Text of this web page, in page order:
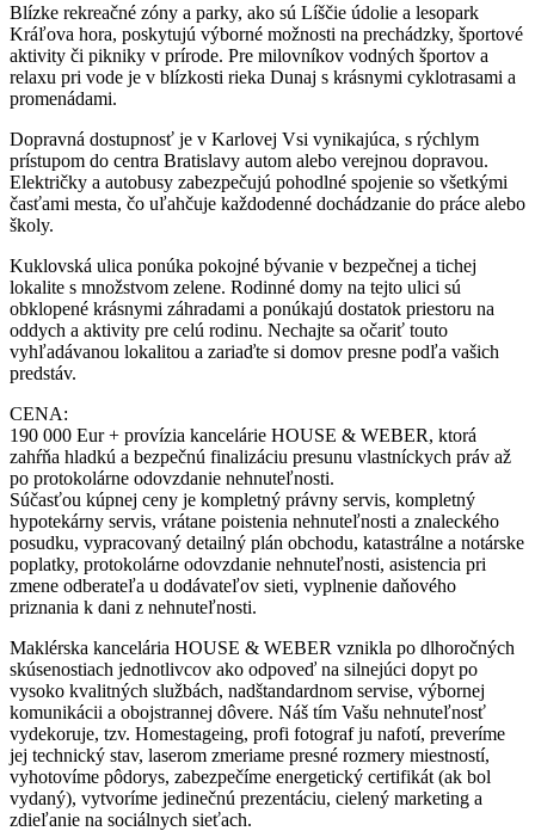
Blízke rekreačné zóny a parky, ako sú Líščie údolie a lesopark
Kráľova hora, poskytujú výborné možnosti na prechádzky, športové
aktivity či pikniky v prírode. Pre milovníkov vodných športov a
relaxu pri vode je v blízkosti rieka Dunaj s krásnymi cyklotrasami a
promenádami.
Dopravná dostupnosť je v Karlovej Vsi vynikajúca, s rýchlym
prístupom do centra Bratislavy autom alebo verejnou dopravou.
Električky a autobusy zabezpečujú pohodlné spojenie so všetkými
časťami mesta, čo uľahčuje každodenné dochádzanie do práce alebo
školy.
Kuklovská ulica ponúka pokojné bývanie v bezpečnej a tichej
lokalite s množstvom zelene. Rodinné domy na tejto ulici sú
obklopené krásnymi záhradami a ponúkajú dostatok priestoru na
oddych a aktivity pre celú rodinu. Nechajte sa očariť touto
vyhľadávanou lokalitou a zariaďte si domov presne podľa vašich
predstáv.
CENA:
190 000 Eur + provízia kancelárie HOUSE & WEBER, ktorá
zahŕňa hladkú a bezpečnú finalizáciu presunu vlastníckych práv až
po protokolárne odovzdanie nehnuteľnosti.
Súčasťou kúpnej ceny je kompletný právny servis, kompletný
hypotekárny servis, vrátane poistenia nehnuteľnosti a znaleckého
posudku, vypracovaný detailný plán obchodu, katastrálne a notárske
poplatky, protokolárne odovzdanie nehnuteľnosti, asistencia pri
zmene odberateľa u dodávateľov sieti, vyplnenie daňového
priznania k dani z nehnuteľnosti.
Maklérska kancelária HOUSE & WEBER vznikla po dlhoročných
skúsenostiach jednotlivcov ako odpoveď na silnejúci dopyt po
vysoko kvalitných službách, nadštandardnom servise, výbornej
komunikácii a obojstrannej dôvere. Náš tím Vašu nehnuteľnosť
vydekoruje, tzv. Homestageing, profi fotograf ju nafotí, preveríme
jej technický stav, laserom zmeriame presné rozmery miestností,
vyhotovíme pôdorys, zabezpečíme energetický certifikát (ak bol
vydaný), vytvoríme jedinečnú prezentáciu, cielený marketing a
zdieľanie na sociálnych sieťach.